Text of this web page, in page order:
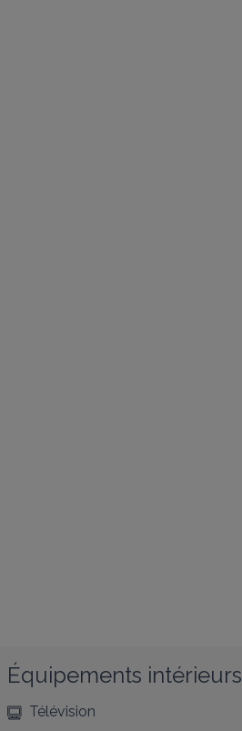
Équipements intérieurs
Télévision